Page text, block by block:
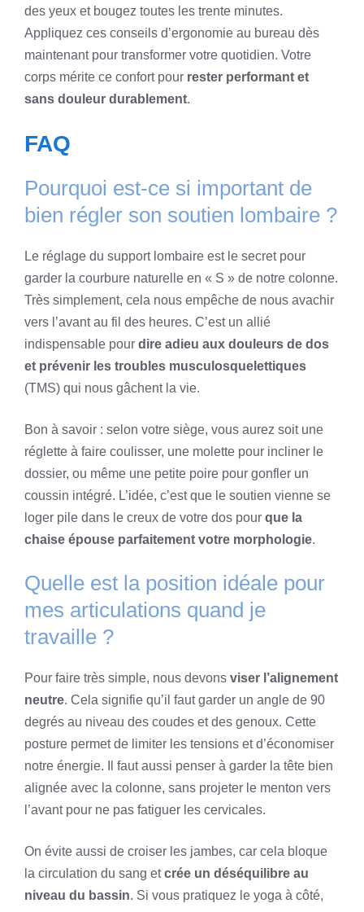
des yeux et bougez toutes les trente minutes.
Appliquez ces conseils d’ergonomie au bureau dès
maintenant pour transformer votre quotidien. Votre
corps mérite ce confort pour rester performant et
sans douleur durablement.
FAQ
Pourquoi est-ce si important de
bien régler son soutien lombaire ?
Le réglage du support lombaire est le secret pour
garder la courbure naturelle en « S » de notre colonne.
Très simplement, cela nous empêche de nous avachir
vers l’avant au fil des heures. C’est un allié
indispensable pour dire adieu aux douleurs de dos
et prévenir les troubles musculosquelettiques
(TMS) qui nous gâchent la vie.
Bon à savoir : selon votre siège, vous aurez soit une
réglette à faire coulisser, une molette pour incliner le
dossier, ou même une petite poire pour gonfler un
coussin intégré. L’idée, c’est que le soutien vienne se
loger pile dans le creux de votre dos pour que la
chaise épouse parfaitement votre morphologie.
Quelle est la position idéale pour
mes articulations quand je
travaille ?
Pour faire très simple, nous devons viser l’alignement
neutre. Cela signifie qu’il faut garder un angle de 90
degrés au niveau des coudes et des genoux. Cette
posture permet de limiter les tensions et d’économiser
notre énergie. Il faut aussi penser à garder la tête bien
alignée avec la colonne, sans projeter le menton vers
l’avant pour ne pas fatiguer les cervicales.
On évite aussi de croiser les jambes, car cela bloque
la circulation du sang etcrée un déséquilibre au
niveau du bassin. Si vous pratiquez le yoga à côté,